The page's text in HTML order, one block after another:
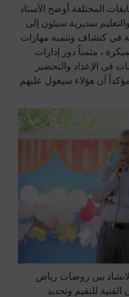
المختلفة أوضح الأستاذ
بمديرية سيئون إلى
في كتشاف وتنمية مهارات
، مثمناً دور إدارات
في الإعداد والتحضير
أن هؤلاء سيعول عليهم
بين روضات رياض
للتقيم وتحديد